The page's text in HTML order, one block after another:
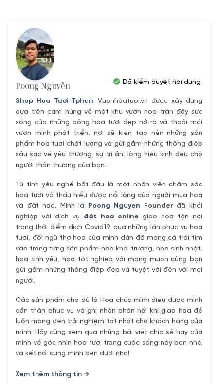
Poong Nguyễn
Shop Hoa Tươi Tphcm Vuonhoatuoi.vn được xây dựng
dựa trên cảm hứng về một khu vườn hoa tràn đầy sức
sống của những bông hoa tươi đẹp nở rộ và thoải mái
vươn mình phát triển, nơi sẽ kiến tạo nên những sản
phẩm hoa tươi chất lượng và gửi gắm những thông điệp
sâu sắc về yêu thương, sự tri ân, lòng hiếu kính đếu cho
người thân thương của bạn.
Từ tình yêu nghề bắt đầu là một nhân viên chăm sóc
hoa tươi và thấu hiểu được nổi lòng của người mua hoa
và đặt hoa. Mình là
Poong Nguyen Founder đã khởi
nghiệp với dịch vụ đặt hoa online giao hoa tận nơi
trong thời điểm dịch Covid19, qua những lần phục vụ hoa
tươi, đội ngũ thợ hoa của mình dần đã mang cả trái tím
vào trong từng sản phẩm hoa khai trương, hoa sinh nhật,
hoa tình yêu, hoa tốt nghiệp với mong muốn cùng bạn
gửi gắm những thông điệp đẹp và tuyệt vời đến với mọi
người.
Các sản phẩm cho dù là Hoa chúc mình điều được mình
cẩn thận phục vụ và ghi nhận phản hồi khi giao hoa để
luôn mang đến trải nghiệm tốt nhất cho khách hàng của
mình. Hãy cùng xem qua những bài viết chia sẻ hay của
mình về góc nhìn hoa tươi trong cuộc sống này bạn nhé.
và kết nối cùng mình bên dưới nha!
Xem thêm thông tin →
Đã kiểm duyệt nội dung